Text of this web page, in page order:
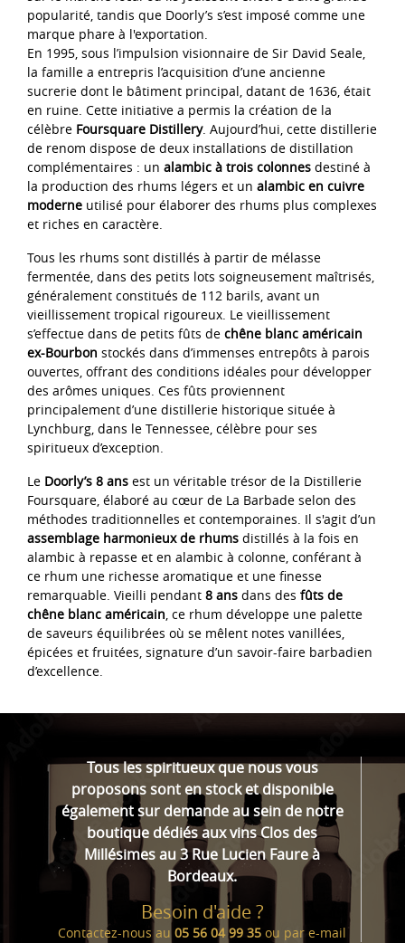
popularité, tandis que Doorly’s s’est imposé comme une
marque phare à l'exportation.
En 1995, sous l’impulsion visionnaire de Sir David Seale,
la famille a entrepris l’acquisition d’une ancienne
sucrerie dont le bâtiment principal, datant de 1636, était
en ruine. Cette initiative a permis la création de la
célèbre Foursquare Distillery. Aujourd’hui, cette distillerie
de renom dispose de deux installations de distillation
complémentaires : un alambic à trois colonnes destiné à
la production des rhums légers et un alambic en cuivre
moderne utilisé pour élaborer des rhums plus complexes
et riches en caractère.
Tous les rhums sont distillés à partir de mélasse
fermentée, dans des petits lots soigneusement maîtrisés,
généralement constitués de 112 barils, avant un
vieillissement tropical rigoureux. Le vieillissement
s’effectue dans de petits fûts de chêne blanc américain
ex-Bourbon stockés dans d’immenses entrepôts à parois
ouvertes, offrant des conditions idéales pour développer
des arômes uniques. Ces fûts proviennent
principalement d’une distillerie historique située à
Lynchburg, dans le Tennessee, célèbre pour ses
spiritueux d’exception.
Le Doorly’s 8 ans est un véritable trésor de la Distillerie
Foursquare, élaboré au cœur de La Barbade selon des
méthodes traditionnelles et contemporaines. Il s'agit d’un
assemblage harmonieux de rhums distillés à la fois en
alambic à repasse et en alambic à colonne, conférant à
ce rhum une richesse aromatique et une finesse
remarquable. Vieilli pendant 8 ans dans des fûts de
chêne blanc américain, ce rhum développe une palette
de saveurs équilibrées où se mêlent notes vanillées,
épicées et fruitées, signature d’un savoir-faire barbadien
d’excellence.
Tous les spiritueux que nous vous
proposons sont en stock et disponible
également sur demande au sein de notre
boutique dédiés aux vins Clos des
Millésimes au 3 Rue Lucien Faure à
Bordeaux.
Besoin d'aide ?
Contactez-nous au 05 56 04 99 35 ou par e-mail